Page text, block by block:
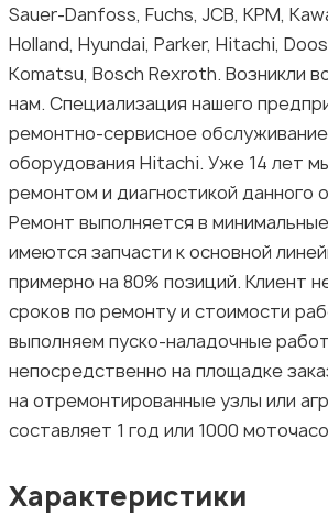
Sauer-Danfoss, Fuchs, JCB, KPM,
Holland, Hyundai, Parker, Hitachi,
Komatsu, Bosch Rexroth. Возникли
нам. Специализация нашего
ремонтно-сервисное
оборудования Hitachi. Уже 14 лет
ремонтом и диагностикой данного
Ремонт выполняется в
имеются запчасти к основной
примерно на 80% позиций. Клиент
сроков по ремонту и стоимости
выполняем пуско-наладочные
непосредственно на площадке
на отремонтированные узлы или
составляет 1 год или 1000
Характеристики